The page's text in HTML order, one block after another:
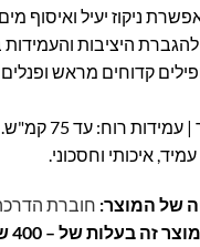
ניקוז יעיל ואיסוף
היציבות והעמידות
קדוחים מראש
של המוצר: חוברת
זה בעלות של – 400 ש"ח